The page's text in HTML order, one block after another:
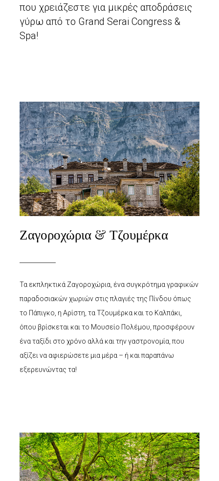
που χρειάζεστε για μικρές αποδράσεις
γύρω από το Grand Serai Congress &
Spa!
Ζαγοροχώρια & Τζουμέρκα
Τα εκπληκτικά Ζαγοροχώρια, ένα συγκρότημα γραφικών
παραδοσιακών χωριών στις πλαγιές της Πίνδου όπως
το Πάπιγκο, η Αρίστη, τα Τζουμέρκα και το Καλπάκι,
όπου βρίσκεται και το Μουσείο Πολέμου, προσφέρουν
ένα ταξίδι στο χρόνο αλλά και την γαστρονομία, που
αξίζει να αφιερώσετε μια μέρα – ή και παραπάνω
εξερευνώντας τα!